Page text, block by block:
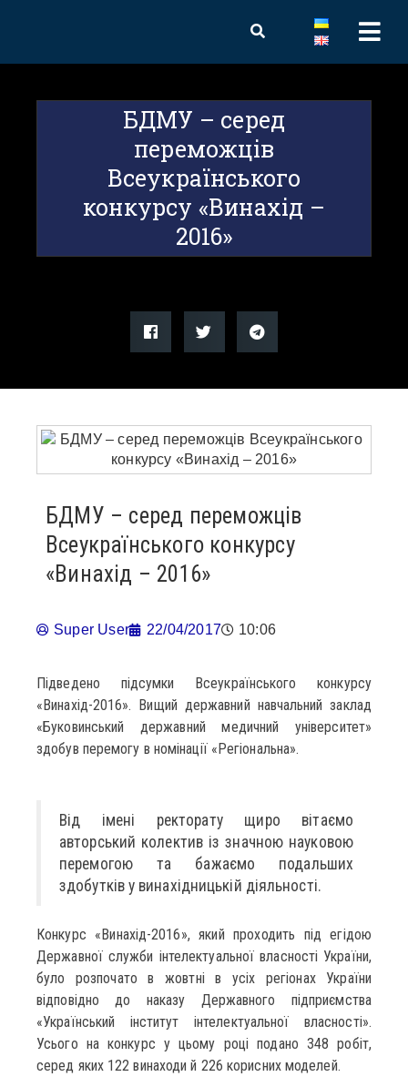
БДМУ – серед
переможців
Всеукраїнського
конкурсу «Винахід –
2016»
БДМУ – серед переможців
Всеукраїнського конкурсу
«Винахід – 2016»
Super User 22/04/2017 10:06
Підведено підсумки Всеукраїнського конкурсу
«Винахід-2016». Вищий державний навчальний заклад
«Буковинський державний медичний університет»
здобув перемогу в номінації «Регіональна».
Від імені ректорату щиро вітаємо
авторський колектив із значною науковою
перемогою та бажаємо подальших
здобутків у винахідницькій діяльності.
Конкурс «Винахід-2016», який проходить під егідою
Державної служби інтелектуальної власності України,
було розпочато в жовтні в усіх регіонах України
відповідно до наказу Державного підприємства
«Український інститут інтелектуальної власності».
Усього на конкурс у цьому році подано 348 робіт,
серед яких 122 винаходи й 226 корисних моделей.